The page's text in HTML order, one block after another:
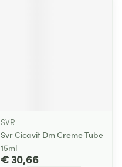
SVR
Svr Cicavit Dm Creme Tube
15ml
€ 30,66